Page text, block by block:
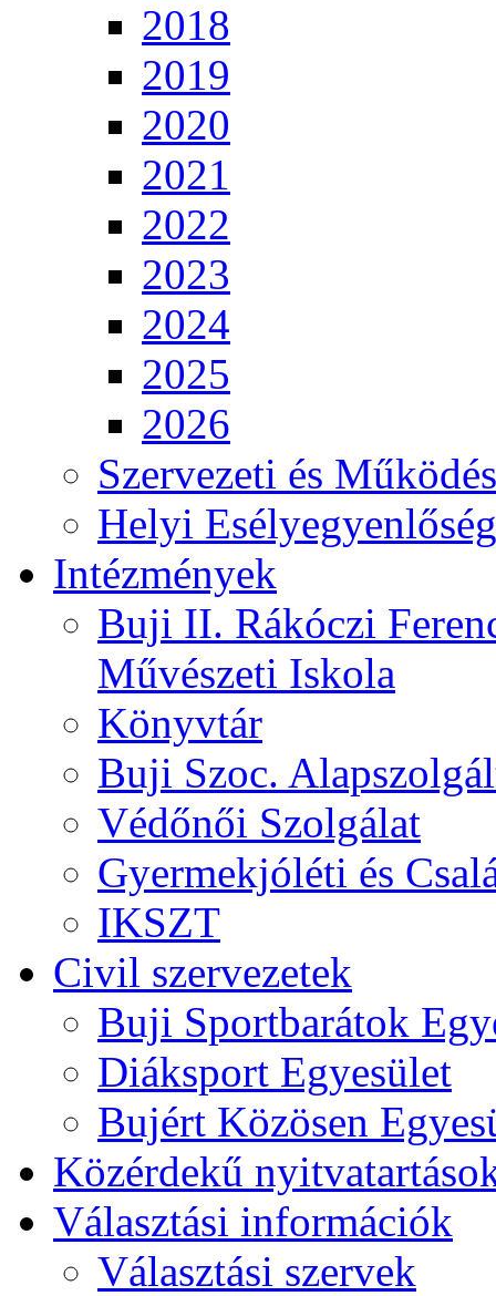
2018
2019
2020
2021
2022
2023
2024
2025
2026
Szervezeti és
Helyi
Intézmények
Buji II. Rákóczi
Művészeti Iskola
Könyvtár
Buji Szoc.
Védőnői Szolgálat
Gyermekjóléti és
IKSZT
Civil szervezetek
Buji Sportbarátok
Diáksport Egyesület
Bujért Közösen
Közérdekű
Választási információk
Választási szervek